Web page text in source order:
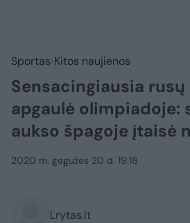
Sportas Kitos naujienos
Sensacingiausia
apgaulė olimpiadoje:
aukso špagoje įtaisė
2020 m. gegužės 20 d. 19:18
Lrytas.lt